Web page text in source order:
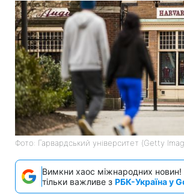
Фото: Гарвардський університет (Getty
Вимкни хаос міжнародних
тільки важливе з РБК-Україна у